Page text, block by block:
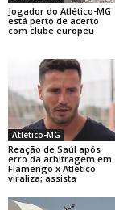
Jogador do Atlético-MG
está perto de acerto
com clube europeu
Atlético-MG
Reação de Saúl após
erro da arbitragem em
Flamengo x Atlético
viraliza; assista